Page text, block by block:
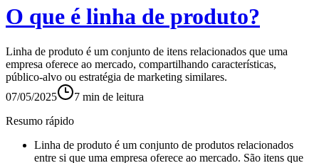
O que é linha de produto?
Linha de produto é um conjunto de itens relacionados que uma
empresa oferece ao mercado, compartilhando características,
público-alvo ou estratégia de marketing similares.
07/05/2025
7 min de leitura
Resumo rápido
Linha de produto é um conjunto de produtos relacionados
entre si que uma empresa oferece ao mercado. São itens que